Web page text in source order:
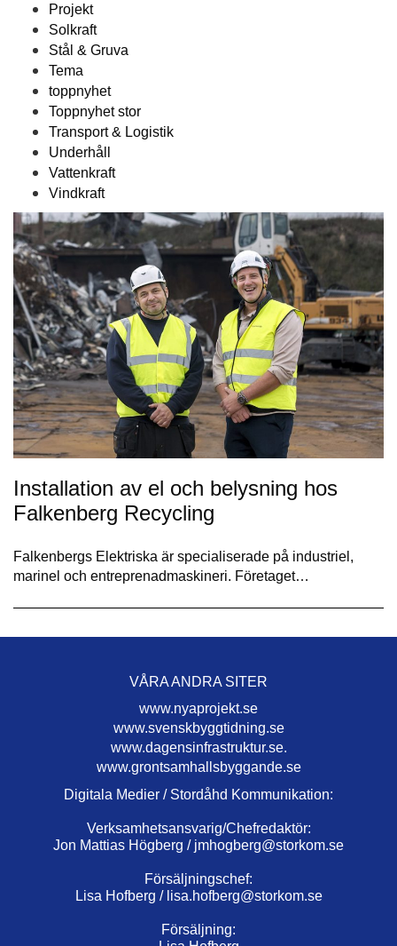
Projekt
Solkraft
Stål & Gruva
Tema
toppnyhet
Toppnyhet stor
Transport & Logistik
Underhåll
Vattenkraft
Vindkraft
Installation av el och belysning hos
Falkenberg Recycling
Falkenbergs Elektriska är specialiserade på industriel,
marinel och entreprenadmaskineri. Företaget…
VÅRA ANDRA SITER
www.nyaprojekt.se
www.svenskbyggtidning.se
www.dagensinfrastruktur.se.
www.grontsamhallsbyggande.se
Digitala Medier / Stordåhd Kommunikation:
Verksamhetsansvarig/Chefredaktör:
Jon Mattias Högberg / jmhogberg@storkom.se
Försäljningschef:
Lisa Hofberg / lisa.hofberg@storkom.se
Försäljning: